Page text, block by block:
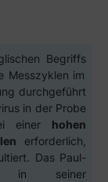
Begriffs
Messzyklen im
durchgeführt
in der Probe
einer hohen
erforderlich,
Das Paul-
in seiner